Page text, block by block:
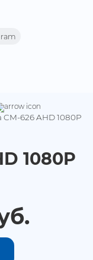
CM-626 AHD 1080P
1080P